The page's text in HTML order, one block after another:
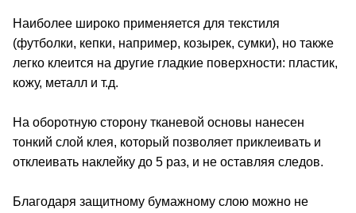
Наиболее широко применяется для текстиля
(футболки, кепки, например, козырек, сумки), но также
легко клеится на другие гладкие поверхности: пластик,
кожу, металл и т.д.
На оборотную сторону тканевой основы нанесен
тонкий слой клея, который позволяет приклеивать и
отклеивать наклейку до 5 раз, и не оставляя следов.
Благодаря защитному бумажному слою можно не